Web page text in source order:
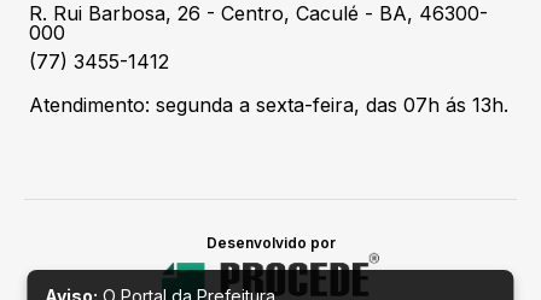
R. Rui Barbosa, 26 - Centro, Caculé - BA, 46300-
000
(77) 3455-1412
Atendimento: segunda a sexta-feira, das 07h ás 13h.
Desenvolvido por
Aviso: O Portal da Prefeitura